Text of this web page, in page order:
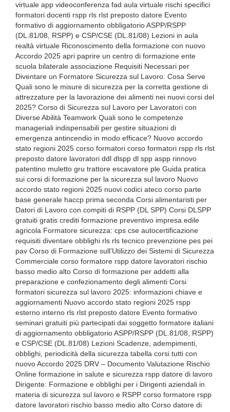
virtuale app videoconferenza fad aula virtuale rischi specifici
formatori docenti rspp rls rlst preposto datore Evento
formativo di aggiornamento obbligatorio ASPP/RSPP
(DL.81/08, RSPP) e CSP/CSE (DL.81/08) Lezioni in aula
realtà virtuale Riconoscimento della formazione con nuovo
Accordo 2025 apri paprire un centro di formazione ente
scuola bilaterale associazione Requisiti Necessari per
Diventare un Formatore Sicurezza sul Lavoro: Cosa Serve
Quali sono le misure di sicurezza per la corretta gestione di
attrezzature per la lavorazione dei alimenti nei nuovi corsi del
2025? Corso di Sicurezza sul Lavoro per Lavoratori con
Diverse Abilità Teamwork Quali sono le competenze
manageriali indispensabili per gestire situazioni di
emergenza antincendio in modo efficace? Nuovo accordo
stato regioni 2025 corso formatori corso formatori rspp rls rlst
preposto datore lavoratori ddl dlspp dl spp aspp rinnovo
patentino muletto gru trattore escavatore ple Guida pratica
sui corsi di formazione per la sicurezza sul lavoro Nuovo
accordo stato regioni 2025 nuovi codici ateco corso parte
base generale haccp prima seconda Corsi alimentaristi per
Datori di Lavoro con compiti di RSPP (DL SPP) Corsi DLSPP
gratuiti gratis crediti formazione preventivo impresa edile
agricola Formatore sicurezza: cps cse autocertificazione
requisiti diventare obblighi rls rls tecnico prevenzione pes pei
pav Corso di Formazione sull’Utilizzo dei Sistemi di Sicurezza
Commerciale corso formatore rspp datore lavoratori rischio
basso medio alto Corso di formazione per addetti alla
preparazione e confezionamento degli alimenti Corsi
formatori sicurezza sul lavoro 2025: informazioni chiave e
aggiornamenti Nuovo accordo stato regioni 2025 rspp
esterno interno rls rlst preposto datore Evento formativo
seminari gratuiti più partecipati dai soggetto formatore italiani
di aggiornamento obbligatorio ASPP/RSPP (DL.81/08, RSPP)
e CSP/CSE (DL.81/08) Lezioni Scadenze, adempimenti,
obblighi, periodicità della sicurezza tabella corsi tutti con
nuovo Accordo 2025 DRV – Documento Valutazione Rischio
Online formazione in salute e sicurezza rspp datore di lavoro
Dirigente: Formazione e obblighi per i Dirigenti aziendali in
materia di sicurezza sul lavoro e RSPP corso formatore rspp
datore lavoratori rischio basso medio alto Corso datore di